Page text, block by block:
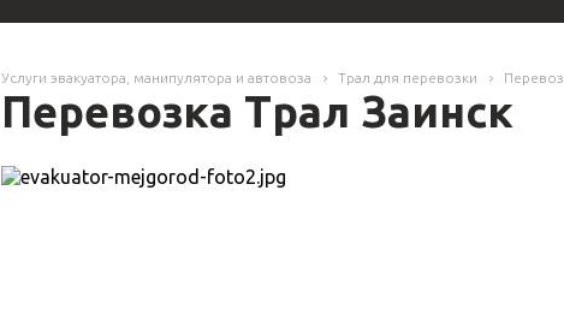
Услуги эвакуатора, манипулятора и автовоза Трал для перевозки
Перевозка Трал Заинск